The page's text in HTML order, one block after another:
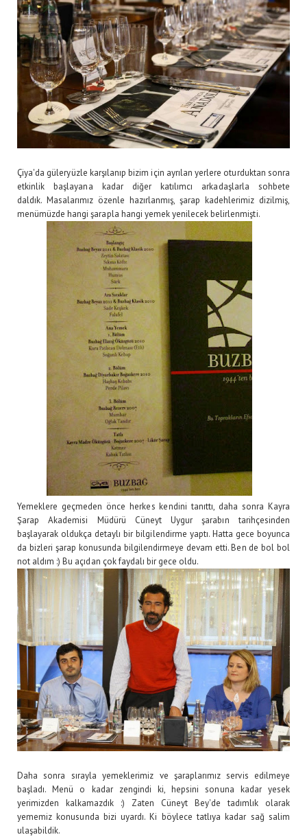
Çiya'da güleryüzle karşılanıp bizim için ayrılan yerlere oturduktan sonra
etkinlik başlayana kadar diğer katılımcı arkadaşlarla sohbete
daldık. Masalarımız özenle hazırlanmış, şarap kadehlerimiz dizilmiş,
menümüzde hangi şarapla hangi yemek yenilecek belirlenmişti.
Yemeklere geçmeden önce herkes kendini tanıttı, daha sonra Kayra
Şarap Akademisi Müdürü Cüneyt Uygur şarabın tarihçesinden
başlayarak oldukça detaylı bir bilgilendirme yaptı. Hatta gece boyunca
da bizleri şarap konusunda bilgilendirmeye devam etti. Ben de bol bol
not aldım :) Bu açıdan çok faydalı bir gece oldu.
Daha sonra sırayla yemeklerimiz ve şaraplarımız servis edilmeye
başladı. Menü o kadar zengindi ki, hepsini sonuna kadar yesek
yerimizden kalkamazdık :) Zaten Cüneyt Bey'de tadımlık olarak
yememiz konusunda bizi uyardı. Ki böylece tatlıya kadar sağ salim
ulaşabildik.